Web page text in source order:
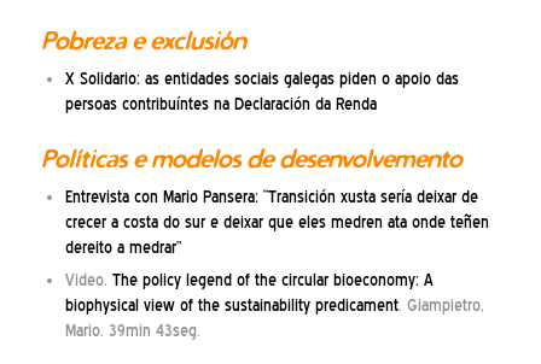
Pobreza e exclusión
X Solidario: as entidades sociais galegas piden o apoio das
persoas contribuíntes na Declaración da Renda
Políticas e modelos de desenvolvemento
Entrevista con Mario Pansera: “Transición xusta sería deixar de
crecer a costa do sur e deixar que eles medren ata onde teñen
dereito a medrar”
Video. The policy legend of the circular bioeconomy: A
biophysical view of the sustainability predicament. Giampietro,
Mario. 39min 43seg.